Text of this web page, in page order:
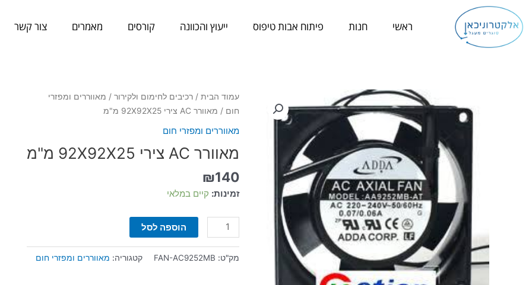
לתוכן
ראשי חנות פיתוח אבות טיפוס ייעוץ והכוונה קורסים מאמרים צור קשר
עמוד הבית/ רכיבים לחימום ולקירור/ מאווררים ומפזרי
חום / מאוורר AC צירי 92X92X25 מ"מ
מאווררים ומפזרי חום
מאוורר AC צירי 92X92X25 מ"מ
₪140
זמינות: קיים במלאי
כמות
של
צירי
מ"מ
הוספה לסל
מק"ט: FAN-AC9252MB קטגוריה: מאווררים ומפזרי חום